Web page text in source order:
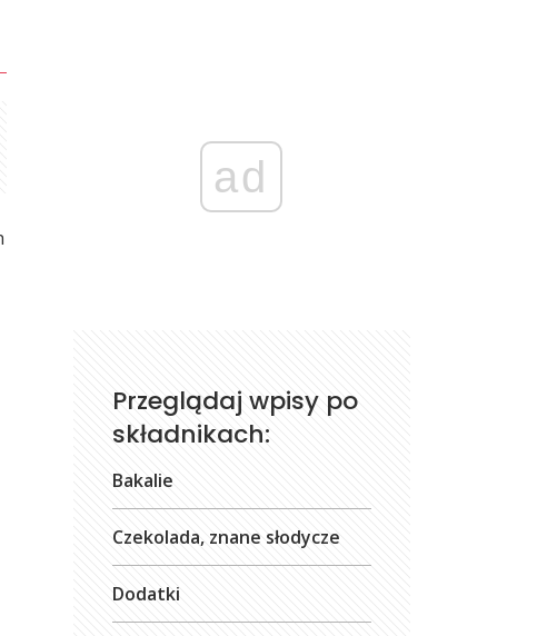
ad
Przeglądaj wpisy po
składnikach:
Bakalie
Czekolada, znane słodycze
Dodatki